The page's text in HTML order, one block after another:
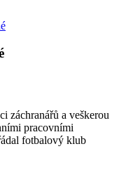
záchranářů a veškerou
pracovními
fotbalový klub